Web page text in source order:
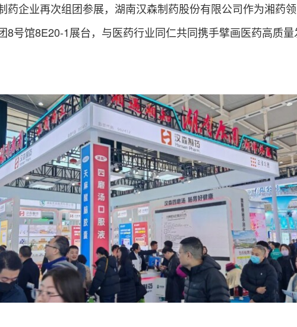
药企业再次组团参展，湖南汉森制药股份有限公司作为湘药
8号馆8E20-1展台，与医药行业同仁共同携手擘画医药高质